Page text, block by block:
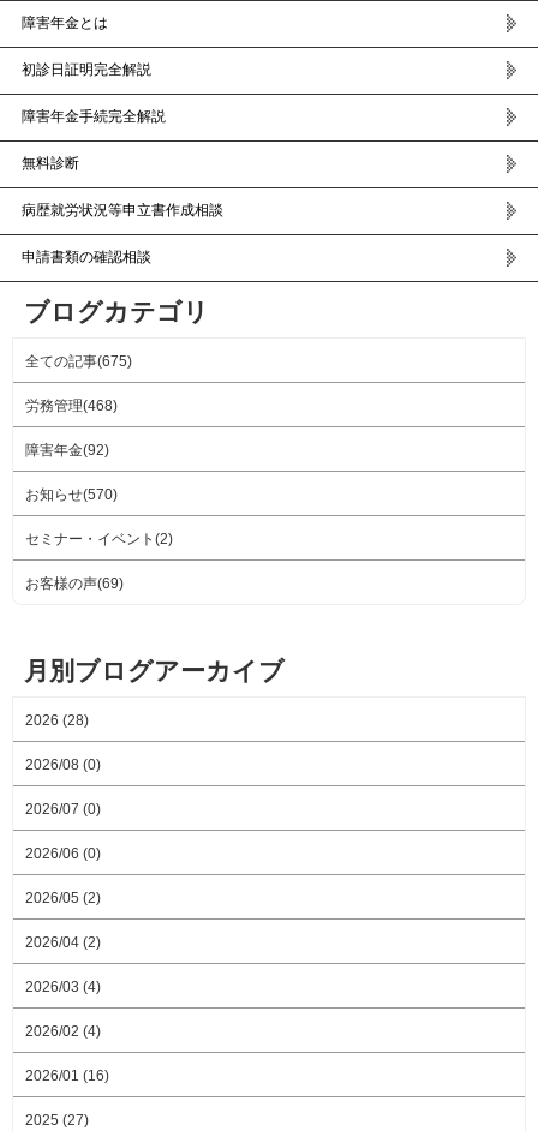
障害年金とは
初診日証明完全解説
障害年金手続完全解説
無料診断
病歴就労状況等申立書作成相談
申請書類の確認相談
ブログカテゴリ
全ての記事(675)
労務管理(468)
障害年金(92)
お知らせ(570)
セミナー・イベント(2)
お客様の声(69)
月別ブログアーカイブ
2026 (28)
2026/08 (0)
2026/07 (0)
2026/06 (0)
2026/05 (2)
2026/04 (2)
2026/03 (4)
2026/02 (4)
2026/01 (16)
2025 (27)